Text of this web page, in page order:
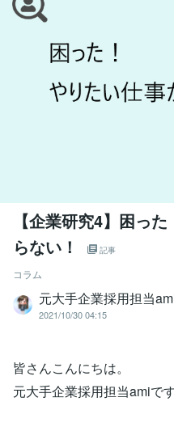
【企業研究4】困っ
らない！
記事
コラム
元大手企業採用担当
2021/10/30 04:15
皆さんこんにちは。
元大手企業採用担当amiです